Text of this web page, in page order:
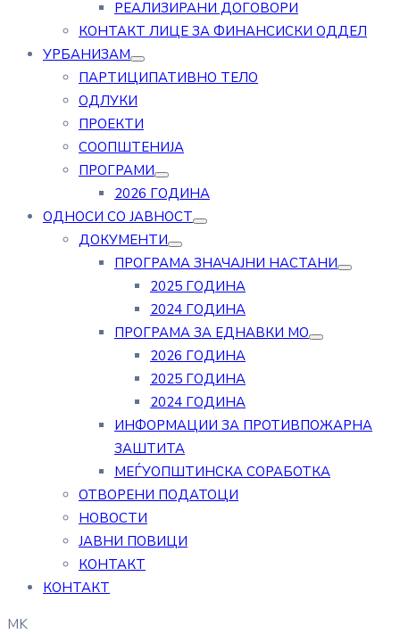
РЕАЛИЗИРАНИ ДОГОВОРИ
КОНТАКТ ЛИЦЕ ЗА ФИНАНСИСКИ ОДДЕЛ
УРБАНИЗАМ
ПАРТИЦИПАТИВНО ТЕЛО
ОДЛУКИ
ПРОЕКТИ
СООПШТЕНИЈА
ПРОГРАМИ
2026 ГОДИНА
ОДНОСИ СО ЈАВНОСТ
ДОКУМЕНТИ
ПРОГРАМА ЗНАЧАЈНИ НАСТАНИ
2025 ГОДИНА
2024 ГОДИНА
ПРОГРАМА ЗА ЕДНАВКИ МО
2026 ГОДИНА
2025 ГОДИНА
2024 ГОДИНА
ИНФОРМАЦИИ ЗА ПРОТИВПОЖАРНА
ЗАШТИТА
МЕЃУОПШТИНСКА СОРАБОТКА
ОТВОРЕНИ ПОДАТОЦИ
НОВОСТИ
ЈАВНИ ПОВИЦИ
КОНТАКТ
КОНТАКТ
MK